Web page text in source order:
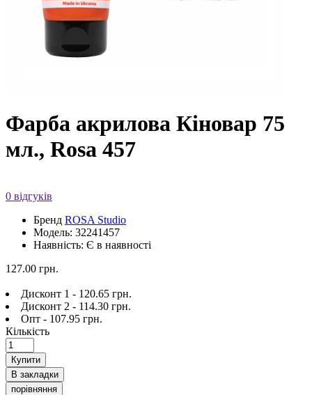
Фарба акрилова Кіновар 75
мл., Rosa 457
0 відгуків
Бренд ROSA Studio
Модель: 32241457
Наявність: Є в наявності
127.00 грн.
Дисконт 1 - 120.65 грн.
Дисконт 2 - 114.30 грн.
Опт - 107.95 грн.
Кількість
Купити
В закладки
порівняння